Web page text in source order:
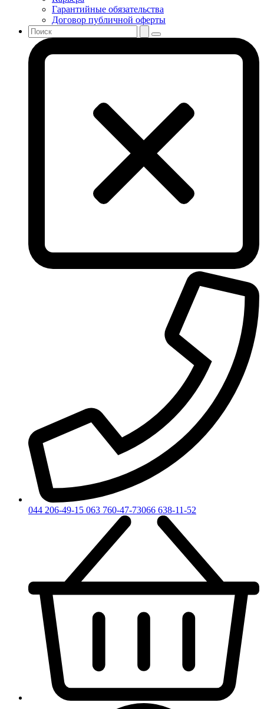
Гарантийные обязательства
Договор публичной оферты
044 206-49-15 063 760-47-73066 638-11-52